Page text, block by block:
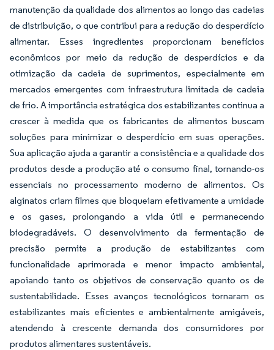
manutenção da qualidade dos alimentos ao longo das cadeias
de distribuição, o que contribui para a redução do desperdício
alimentar. Esses ingredientes proporcionam benefícios
econômicos por meio da redução de desperdícios e da
otimização da cadeia de suprimentos, especialmente em
mercados emergentes com infraestrutura limitada de cadeia
de frio. A importância estratégica dos estabilizantes continua a
crescer à medida que os fabricantes de alimentos buscam
soluções para minimizar o desperdício em suas operações.
Sua aplicação ajuda a garantir a consistência e a qualidade dos
produtos desde a produção até o consumo final, tornando-os
essenciais no processamento moderno de alimentos. Os
alginatos criam filmes que bloqueiam efetivamente a umidade
e os gases, prolongando a vida útil e permanecendo
biodegradáveis. O desenvolvimento da fermentação de
precisão permite a produção de estabilizantes com
funcionalidade aprimorada e menor impacto ambiental,
apoiando tanto os objetivos de conservação quanto os de
sustentabilidade. Esses avanços tecnológicos tornaram os
estabilizantes mais eficientes e ambientalmente amigáveis,
atendendo à crescente demanda dos consumidores por
produtos alimentares sustentáveis.